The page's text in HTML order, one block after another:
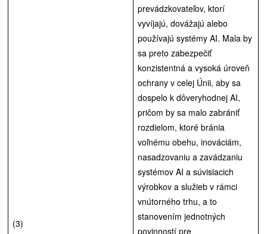
(3)
prevádzkovateľov, ktorí
vyvíjajú, dovážajú alebo
používajú systémy AI. Mala by
sa preto zabezpečiť
konzistentná a vysoká úroveň
ochrany v celej Únii, aby sa
dospelo k dôveryhodnej AI,
pričom by sa malo zabrániť
rozdielom, ktoré bránia
voľnému obehu, inováciám,
nasadzovaniu a zavádzaniu
systémov AI a súvisiacich
výrobkov a služieb v rámci
vnútorného trhu, a to
stanovením jednotných
povinností pre